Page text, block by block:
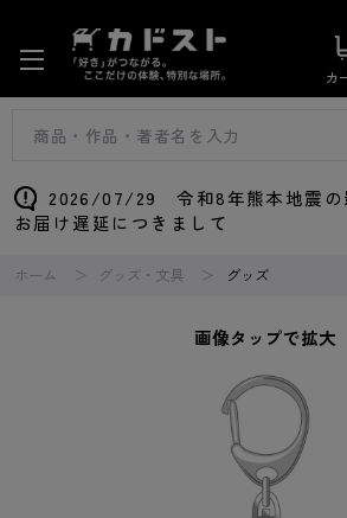
カ
2026/07/29 令和8年熊本地震の
お届け遅延につきまして
ホーム グッズ・文具 グッズ
画像タップで拡大